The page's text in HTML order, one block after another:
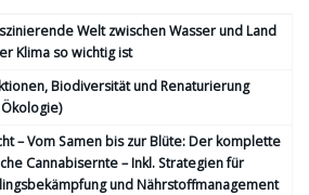
Welt zwischen Wasser und Land
Klima so wichtig ist
Bio­diversität und Renaturierung
– Vom Samen bis zur Blüte: Der komplette
Cannabisernte – Inkl. Strategien für
und Nährstoffmanagement